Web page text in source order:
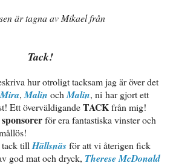
är tagna av Mikael från
Tack!
hur otroligt tacksam jag är över det
Mira,Malin ochMalin, ni har gjort ett
Ett överväldigandeTACKfrån mig!
sponsorerför era fantastiska vinster och
tack tillHällsnäsför att vi återigen fick
god mat och dryck, Therese McDonald